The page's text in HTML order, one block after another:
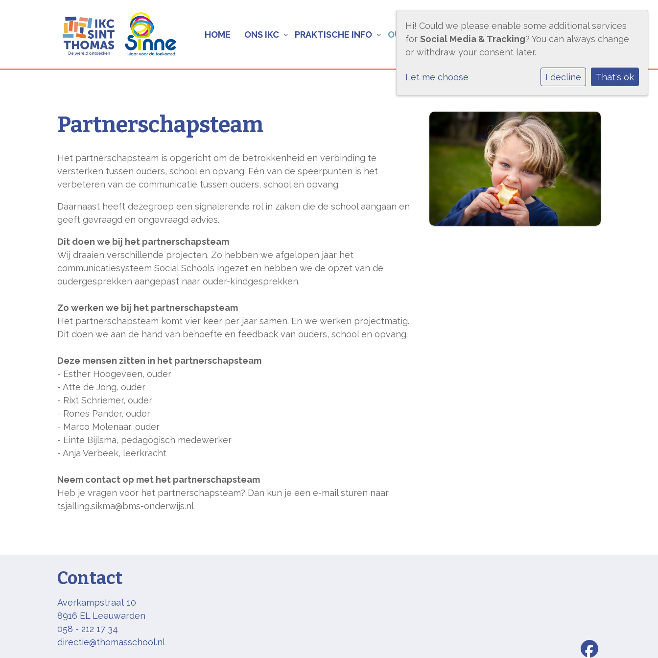
HOME ONS IKC PRAKTISCHE INFO OUDERS ACTUEEL CONTACT BMS
Partnerschapsteam
Het partnerschapsteam is opgericht om de betrokkenheid en verbinding te
versterken tussen ouders, school en opvang. Eén van de speerpunten is het
verbeteren van de communicatie tussen ouders, school en opvang.
Daarnaast heeft dezegroep een signalerende rol in zaken die de school aangaan en
geeft gevraagd en ongevraagd advies.
Dit doen we bij het partnerschapsteam
Wij draaien verschillende projecten. Zo hebben we afgelopen jaar het
communicatiesysteem Social Schools ingezet en hebben we de opzet van de
oudergesprekken aangepast naar ouder-kindgesprekken.
Zo werken we bij het partnerschapsteam
Het partnerschapsteam komt vier keer per jaar samen. En we werken projectmatig.
Dit doen we aan de hand van behoefte en feedback van ouders, school en opvang.
Deze mensen zitten in het partnerschapsteam
- Esther Hoogeveen, ouder
- Atte de Jong, ouder
- Rixt Schriemer, ouder
- Rones Pander, ouder
- Marco Molenaar, ouder
- Einte Bijlsma, pedagogisch medewerker
- Anja Verbeek, leerkracht
Neem contact op met het partnerschapsteam
Heb je vragen voor het partnerschapsteam? Dan kun je een e-mail sturen naar
tsjalling.sikma@bms-onderwijs.nl
Contact
Averkampstraat 10
8916 EL Leeuwarden
058 - 212 17 34
directie@thomasschool.nl
Hi! Could we please enable some additional services
for Social Media & Tracking? You can always change
or withdraw your consent later.
Let me choose I decline That's ok